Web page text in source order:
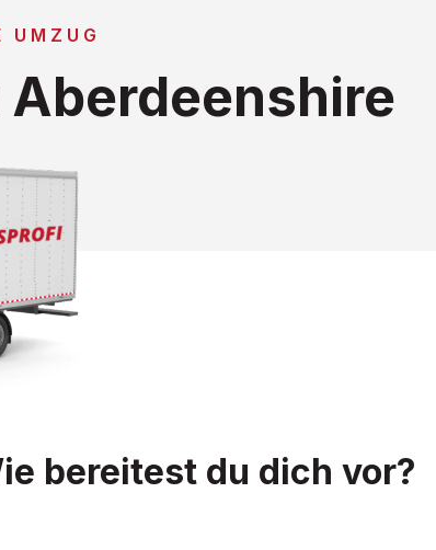
UMZUG
Aberdeenshire
bereitest du dich vor?